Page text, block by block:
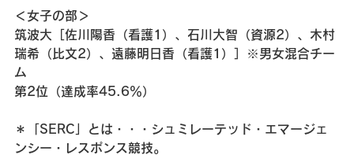
＜女子の部＞
筑波大［佐川陽香（看護1）、石川大智（資源2）、木村
瑞希（比文2）、遠藤明日香（看護1）］※男女混合チー
ム
第2位（達成率45.6％）
＊「SERC」とは・・・シュミレーテッド・エマージェ
ンシー・レスポンス競技。